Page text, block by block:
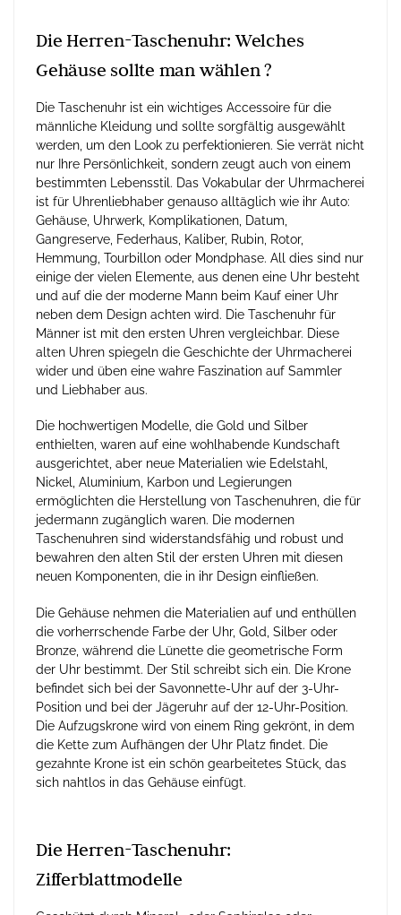
Die Herren-Taschenuhr: Welches
Gehäuse sollte man wählen ?
Die Taschenuhr ist ein wichtiges Accessoire für die
männliche Kleidung und sollte sorgfältig ausgewählt
werden, um den Look zu perfektionieren. Sie verrät nicht
nur Ihre Persönlichkeit, sondern zeugt auch von einem
bestimmten Lebensstil. Das Vokabular der Uhrmacherei
ist für Uhrenliebhaber genauso alltäglich wie ihr Auto:
Gehäuse, Uhrwerk, Komplikationen, Datum,
Gangreserve, Federhaus, Kaliber, Rubin, Rotor,
Hemmung, Tourbillon oder Mondphase. All dies sind nur
einige der vielen Elemente, aus denen eine Uhr besteht
und auf die der moderne Mann beim Kauf einer Uhr
neben dem Design achten wird. Die Taschenuhr für
Männer ist mit den ersten Uhren vergleichbar. Diese
alten Uhren spiegeln die Geschichte der Uhrmacherei
wider und üben eine wahre Faszination auf Sammler
und Liebhaber aus.
Die hochwertigen Modelle, die Gold und Silber
enthielten, waren auf eine wohlhabende Kundschaft
ausgerichtet, aber neue Materialien wie Edelstahl,
Nickel, Aluminium, Karbon und Legierungen
ermöglichten die Herstellung von Taschenuhren, die für
jedermann zugänglich waren. Die modernen
Taschenuhren sind widerstandsfähig und robust und
bewahren den alten Stil der ersten Uhren mit diesen
neuen Komponenten, die in ihr Design einfließen.
Die Gehäuse nehmen die Materialien auf und enthüllen
die vorherrschende Farbe der Uhr, Gold, Silber oder
Bronze, während die Lünette die geometrische Form
der Uhr bestimmt. Der Stil schreibt sich ein. Die Krone
befindet sich bei der Savonnette-Uhr auf der 3-Uhr-
Position und bei der Jägeruhr auf der 12-Uhr-Position.
Die Aufzugskrone wird von einem Ring gekrönt, in dem
die Kette zum Aufhängen der Uhr Platz findet. Die
gezahnte Krone ist ein schön gearbeitetes Stück, das
sich nahtlos in das Gehäuse einfügt.
Die Herren-Taschenuhr:
Zifferblattmodelle